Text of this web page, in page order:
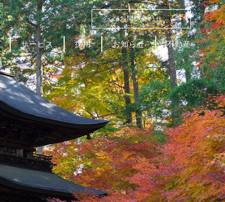
お問い合わせ
サービス 採用 お知らせ 不動産